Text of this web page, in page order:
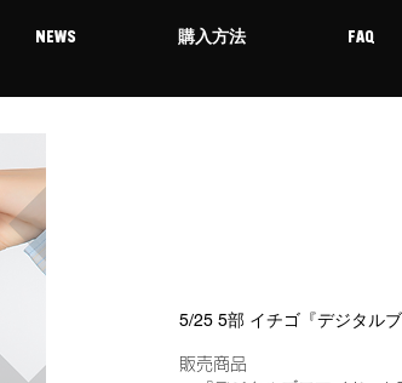
NEWS 購入方法 FAQ
5/25 5部 イチゴ『デジタル
販売商品